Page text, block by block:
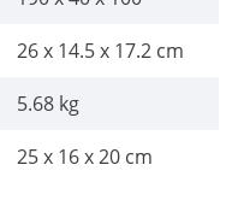
26 x 14.5 x 17.2 cm
5.68 kg
25 x 16 x 20 cm